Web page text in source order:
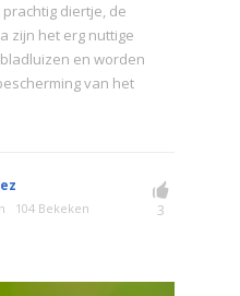
diertje, de
zijn het erg nuttige
en worden
van het
104 Bekeken 3